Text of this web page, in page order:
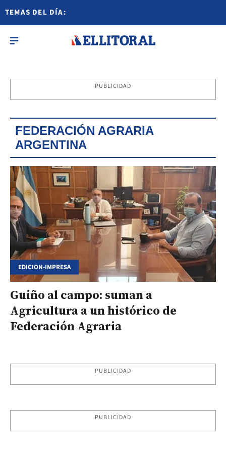
TEMAS DEL DÍA:
PUBLICIDAD
FEDERACIÓN AGRARIA
ARGENTINA
EDICION-IMPRESA
Guiño al campo: suman a
Agricultura a un histórico de
Federación Agraria
PUBLICIDAD
PUBLICIDAD